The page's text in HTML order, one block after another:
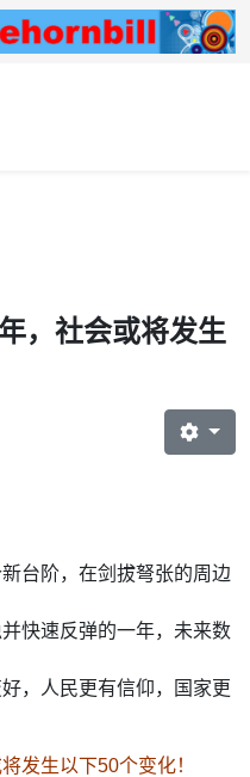
，社会或将发生
台阶，在剑拔弩张的周边
快速反弹的一年，未来数
，人民更有信仰，国家更
发生以下50个变化！